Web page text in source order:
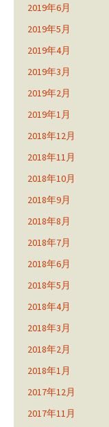
2019年6月
2019年5月
2019年4月
2019年3月
2019年2月
2019年1月
2018年12月
2018年11月
2018年10月
2018年9月
2018年8月
2018年7月
2018年6月
2018年5月
2018年4月
2018年3月
2018年2月
2018年1月
2017年12月
2017年11月